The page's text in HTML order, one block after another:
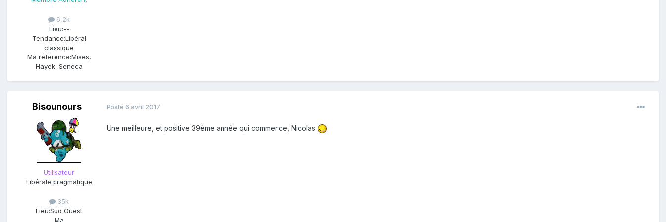
6,2k
Lieu:--
Tendance:Libéral
classique
Ma référence:Mises,
Hayek, Seneca
Bisounours
Utilisateur
Libérale pragmatique
35k
Lieu:Sud Ouest
Ma
Posté 6 avril 2017
Une meilleure, et positive 39ème année qui commence, Nicolas